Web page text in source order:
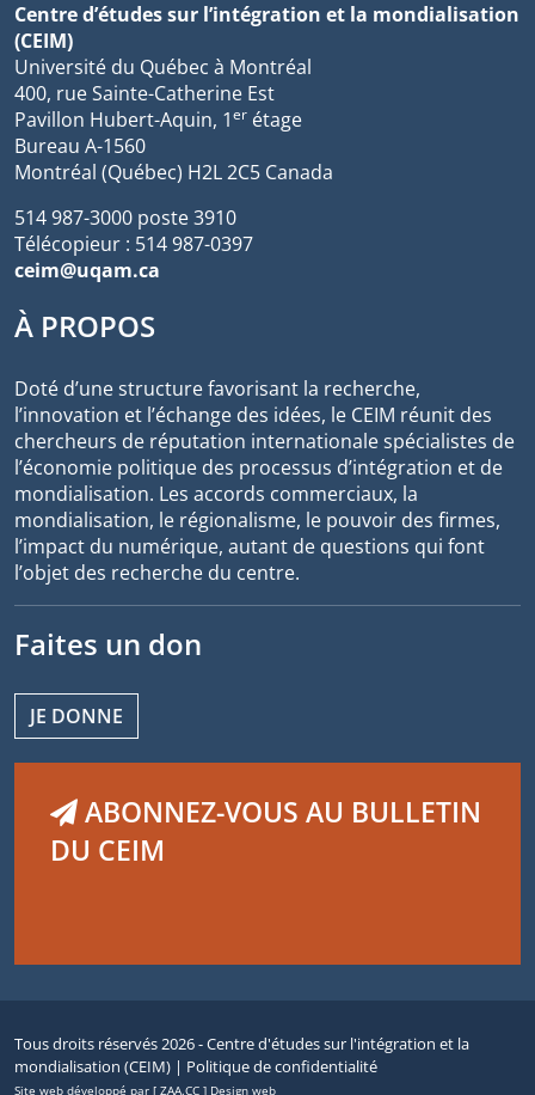
Centre d’études sur l’intégration et la mondialisation
(CEIM)
Université du Québec à Montréal
400, rue Sainte-Catherine Est
Pavillon Hubert-Aquin, 1er étage
Bureau A-1560
Montréal (Québec) H2L 2C5 Canada
514 987-3000 poste 3910
Télécopieur : 514 987-0397
ceim@uqam.ca
À PROPOS
Doté d’une structure favorisant la recherche,
l’innovation et l’échange des idées, le CEIM réunit des
chercheurs de réputation internationale spécialistes de
l’économie politique des processus d’intégration et de
mondialisation. Les accords commerciaux, la
mondialisation, le régionalisme, le pouvoir des firmes,
l’impact du numérique, autant de questions qui font
l’objet des recherche du centre.
Faites un don
JE DONNE
ABONNEZ-VOUS AU BULLETIN
DU CEIM
Tous droits réservés 2026 - Centre d'études sur l'intégration et la
mondialisation (CEIM) | Politique de confidentialité
Site web développé par [ ZAA.CC ] Design web